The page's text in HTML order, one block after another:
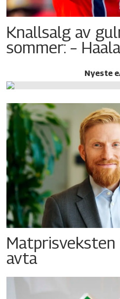
Knallsalg av
sommer: –
Nyeste
avta